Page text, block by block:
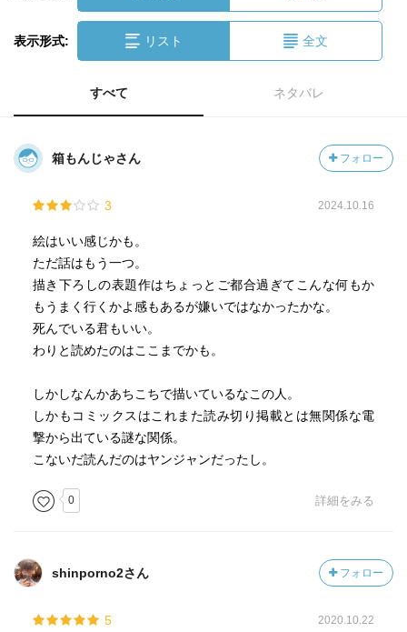
表示形式: リスト 全文
すべて ネタバレ
箱もんじゃさん フォロー
3 2024.10.16
絵はいい感じかも。
ただ話はもう一つ。
描き下ろしの表題作はちょっとご都合過ぎてこんな何もか
もうまく行くかよ感もあるが嫌いではなかったかな。
死んでいる君もいい。
わりと読めたのはここまでかも。
しかしなんかあちこちで描いているなこの人。
しかもコミックスはこれまた読み切り掲載とは無関係な電
撃から出ている謎な関係。
こないだ読んだのはヤンジャンだったし。
0 詳細をみる
shinporno2さん フォロー
5 2020.10.22